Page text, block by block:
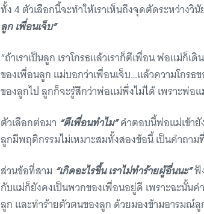
ทั้ง 4 ตัวเลือกนี้จะทำให้เราเห็นถึงจุดตัดระหว่างวิ
ลูก เพื่อนเจ็บ”
“ถ้าเราเป็นลูก เราโกรธแล้วเราก็ตีเพื่อน พ่อแม่ก็
ของเพื่อนลูก แม่บอกว่าเพื่อนเจ็บ…แล้วความโกร
ของลูกไป ลูกก็จะรู้สึกว่าพ่อแม่พึ่งไม่ได้ เพราะพ่อ
ตัวเลือกต่อมา “ตีเพื่อนทำไม”คำตอบนี้พ่อแม่เข้ายั
ลูกมีพฤติกรรมไม่เหมาะสมทั้งสองข้อนี้ เป็นคำถา
ส่วนข้อที่สาม “เกิดอะไรขึ้น เราไม่ทำร้ายผู้อื่นนะ”ฟั
กับแม่ก็ยังคงเป็นพวกของเพื่อนอยู่ดี เพราะฉะนั้น
ลูก และทำร้ายตัวตนของลูก ด้วยมองข้ามอารมณ์